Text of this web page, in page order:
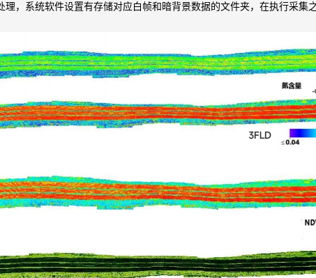
，系统软件设置有存储对应白帧和暗背景数据的文件夹，在执行采集